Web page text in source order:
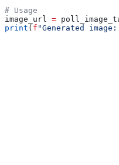
# Usage
image_url =
print ( f "Generated image: